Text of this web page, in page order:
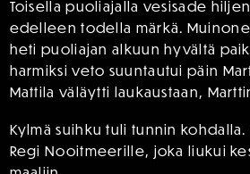
Toisella puoliajalla vesisade
edelleen todella märkä.
heti puoliajan alkuun hyvältä
harmiksi veto suuntautui päin
Mattila väläytti laukaustaan,
Kylmä suihku tuli tunnin
Regi Nooitmeerille, joka liukui